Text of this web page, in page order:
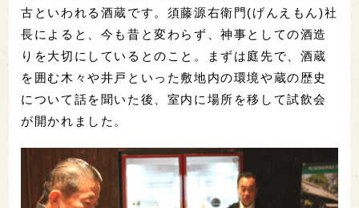
古といわれる酒蔵です。須藤源右衛門(げんえもん)社
長によると、今も昔と変わらず、神事としての酒造
りを大切にしているとのこと。まずは庭先で、酒蔵
を囲む木々や井戸といった敷地内の環境や蔵の歴史
について話を聞いた後、室内に場所を移して試飲会
が開かれました。